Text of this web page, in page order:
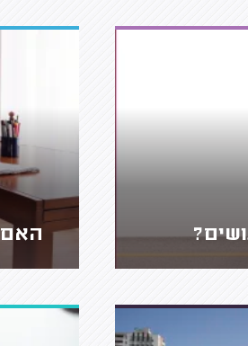
האם